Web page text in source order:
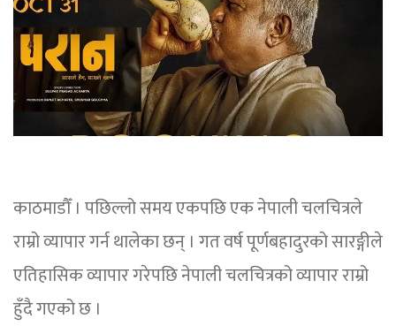
काठमाडौँ । पछिल्लो समय एकपछि एक नेपाली चलचित्रले
राम्रो व्यापार गर्न थालेका छन् । गत वर्ष पूर्णबहादुरको सारङ्गीले
एतिहासिक व्यापार गरेपछि नेपाली चलचित्रको व्यापार राम्रो
हुँदै गएको छ ।